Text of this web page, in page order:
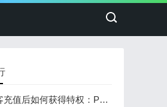
后如何获得特权：PS+15周年庆典与游戏特权解析